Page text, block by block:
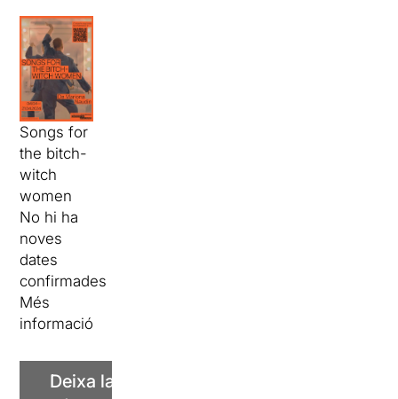
Songs for
the bitch-
witch
women
No hi ha
noves
dates
confirmades
Més
informació
Deixa la